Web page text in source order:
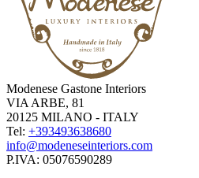
Modenese Gastone Interiors
VIA ARBE, 81
20125 MILANO - ITALY
Tel: +393493638680
info@modeneseinteriors.com
P.IVA: 05076590289